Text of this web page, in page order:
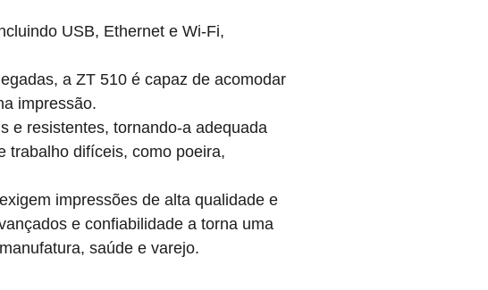
USB, Ethernet e Wi-Fi,
a ZT 510 é capaz de acomodar
impressão.
e resistentes, tornando-a adequada
trabalho difíceis, como poeira,
impressões de alta qualidade e
e confiabilidade a torna uma
saúde e varejo.